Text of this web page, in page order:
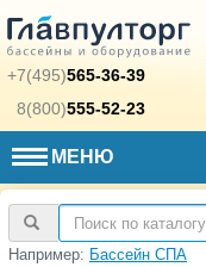
+7(495)565-36-39
8(800)555-52-23
МЕНЮ
Например: Бассейн СПА